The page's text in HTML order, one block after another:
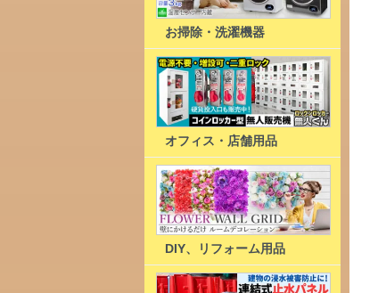
お掃除・洗濯機器
オフィス・店舗用品
DIY、リフォーム用品